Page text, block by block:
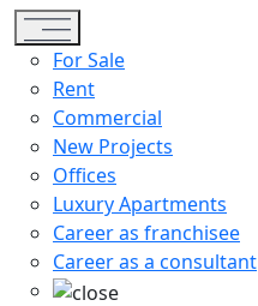
Toggle navigation
For Sale
Rent
Commercial
New Projects
Offices
Luxury Apartments
Career as franchisee
Career as a consultant